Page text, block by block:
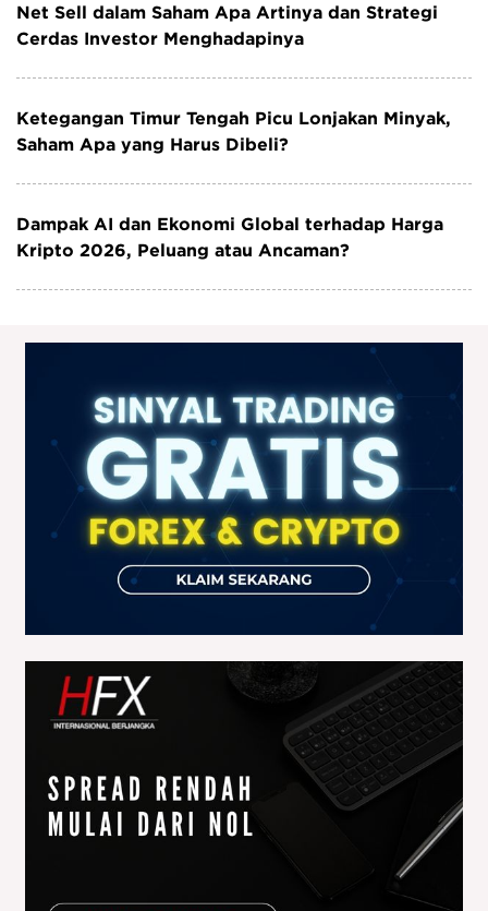
Net Sell dalam Saham Apa Artinya dan Strategi
Cerdas Investor Menghadapinya
Ketegangan Timur Tengah Picu Lonjakan Minyak,
Saham Apa yang Harus Dibeli?
Dampak AI dan Ekonomi Global terhadap Harga
Kripto 2026, Peluang atau Ancaman?